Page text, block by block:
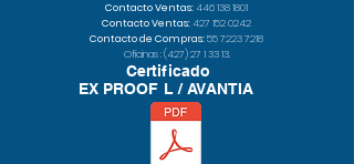
Contacto Ventas: 446 138 1801
Contacto Ventas: 427 152 0242
Contacto de Compras: 55 7223 7218
Oficinas :(427) 27 1 33 13.
Certificado
EX PROOF L / AVANTIA